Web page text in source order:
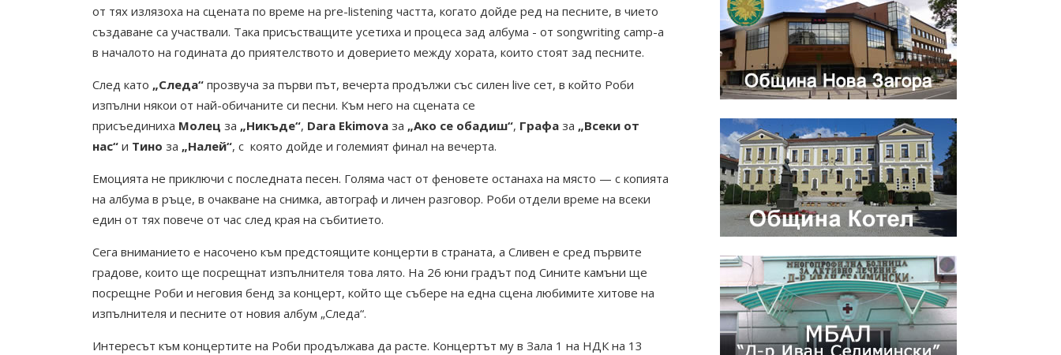
от тях излязоха на сцената по време на pre-listening частта, когато дойде ред на песните, в чието
създаване са участвали. Така присъстващите усетиха и процеса зад албума - от songwriting camp-а
в началото на годината до приятелството и доверието между хората, които стоят зад песните.
След като „Следа“ прозвуча за първи път, вечерта продължи със силен live сет, в който Роби
изпълни някои от най-обичаните си песни. Към него на сцената се
присъединиха Молец за „Никъде“, Dara Ekimova за „Ако се обадиш“, Графа за „Всеки от
нас“ и Тино за „Налей“, с която дойде и големият финал на вечерта.
Емоцията не приключи с последната песен. Голяма част от феновете останаха на място — с копията
на албума в ръце, в очакване на снимка, автограф и личен разговор. Роби отдели време на всеки
един от тях повече от час след края на събитието.
Сега вниманието е насочено към предстоящите концерти в страната, а Сливен е сред първите
градове, които ще посрещнат изпълнителя това лято. На 26 юни градът под Сините камъни ще
посрещне Роби и неговия бенд за концерт, който ще събере на една сцена любимите хитове на
изпълнителя и песните от новия албум „Следа“.
Интересът към концертите на Роби продължава да расте. Концертът му в Зала 1 на НДК на 13